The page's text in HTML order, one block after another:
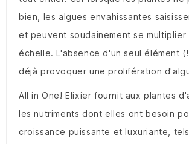
bien, les algues envahissantes
et peuvent soudainement se multiplier
échelle. L'absence d'un seul élément
déjà provoquer une prolifération
All in One! Elixier fournit aux plantes
les nutriments dont elles ont besoin
croissance puissante et luxuriante,